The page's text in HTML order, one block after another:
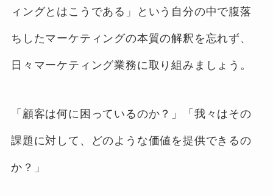
ィングとはこうである」という自分の中で腹落
ちしたマーケティングの本質の解釈を忘れず、
日々マーケティング業務に取り組みましょう。
「顧客は何に困っているのか？」「我々はその
課題に対して、どのような価値を提供できるの
か？」